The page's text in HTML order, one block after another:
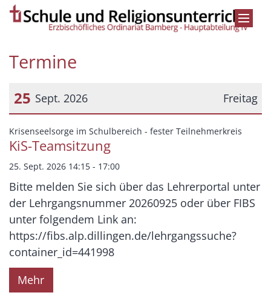
Zum Inhalt springen
Termine
Freitag
25 Sept. 2026
Datum: 25. September 2026
Krisenseelsorge im Schulbereich - fester Teilnehmerkreis
KiS-Teamsitzung
25. Sept. 2026 14:15 - 17:00
Bitte melden Sie sich über das Lehrerportal unter
der Lehrgangsnummer 20260925 oder über FIBS
unter folgendem Link an:
https://fibs.alp.dillingen.de/lehrgangssuche?
container_id=441998
Mehr